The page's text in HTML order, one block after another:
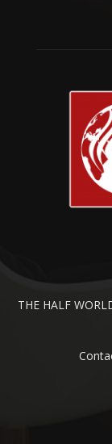
THE HALF